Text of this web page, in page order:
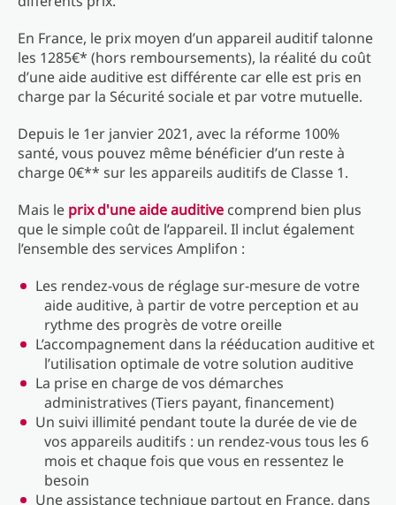
En France, le prix moyen d’un appareil auditif talonne
les 1285€* (hors remboursements), la réalité du coût
d’une aide auditive est différente car elle est pris en
charge par la Sécurité sociale et par votre mutuelle.
Depuis le 1er janvier 2021, avec la réforme 100%
santé, vous pouvez même bénéficier d’un reste à
charge 0€** sur les appareils auditifs de Classe 1.
Mais le prix d'une aide auditive comprend bien plus
que le simple coût de l’appareil. Il inclut également
l’ensemble des services Amplifon :
Les rendez-vous de réglage sur-mesure de votre
aide auditive, à partir de votre perception et au
rythme des progrès de votre oreille
L’accompagnement dans la rééducation auditive et
l’utilisation optimale de votre solution auditive
La prise en charge de vos démarches
administratives (Tiers payant, financement)
Un suivi illimité pendant toute la durée de vie de
vos appareils auditifs : un rendez-vous tous les 6
mois et chaque fois que vous en ressentez le
besoin
Une assistance technique partout en France, dans